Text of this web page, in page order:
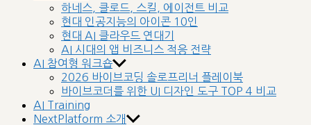
하네스, 클로드, 스킬, 에이전트 비교
현대 인공지능의 아이콘 10인
현대 AI 클라우드 연대기
AI 시대의 앱 비즈니스 적응 전략
AI 참여형 워크숍
2026 바이브코딩 솔로프리너 플레이북
바이브코더를 위한 UI 디자인 도구 TOP 4 비교
AI Training
NextPlatform 소개